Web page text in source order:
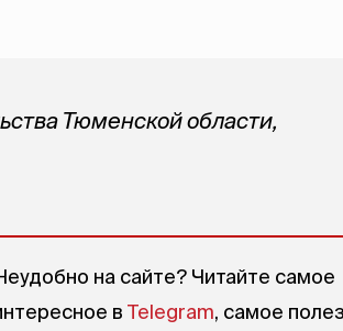
Тюменской области,
на сайте? Читайте самое
в Telegram, самое